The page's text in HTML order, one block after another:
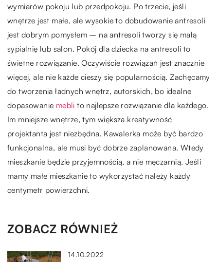
wymiarów pokoju lub przedpokoju. Po trzecie, jeśli
wnętrze jest małe, ale wysokie to dobudowanie antresoli
jest dobrym pomysłem – na antresoli tworzy się małą
sypialnię lub salon. Pokój dla dziecka na antresoli to
świetne rozwiązanie. Oczywiście rozwiązań jest znacznie
więcej, ale nie każde cieszy się popularnością. Zachęcamy
do tworzenia ładnych wnętrz, autorskich, bo idealne
dopasowanie mebli to najlepsze rozwiązanie dla każdego.
Im mniejsze wnętrze, tym większa kreatywność
projektanta jest niezbędna. Kawalerka może być bardzo
funkcjonalna, ale musi być dobrze zaplanowana. Wtedy
mieszkanie będzie przyjemnością, a nie męczarnią. Jeśli
mamy małe mieszkanie to wykorzystać należy każdy
centymetr powierzchni.
ZOBACZ RÓWNIEŻ
14.10.2022